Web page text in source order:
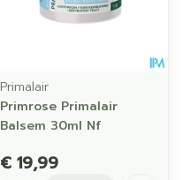
Primalair
Primrose Primalair
Balsem 30ml Nf
€ 19,99